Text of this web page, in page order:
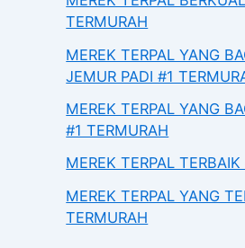
TERMURAH
MEREK TERPAL YANG
JEMUR PADI #1
MEREK TERPAL YANG
#1 TERMURAH
MEREK TERPAL
MEREK TERPAL YANG
TERMURAH